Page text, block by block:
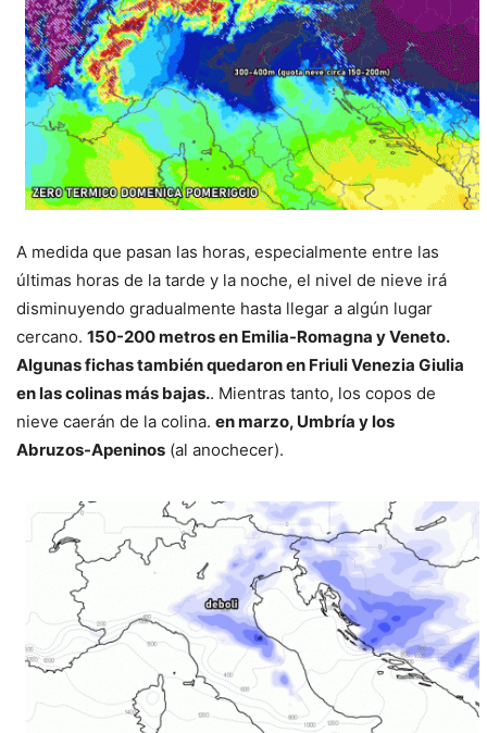
A medida que pasan las horas, especialmente entre las
últimas horas de la tarde y la noche, el nivel de nieve irá
disminuyendo gradualmente hasta llegar a algún lugar
cercano. 150-200 metros en Emilia-Romagna y Veneto.
Algunas fichas también quedaron en Friuli Venezia Giulia
en las colinas más bajas.. Mientras tanto, los copos de
nieve caerán de la colina. en marzo, Umbría y los
Abruzos-Apeninos (al anochecer).